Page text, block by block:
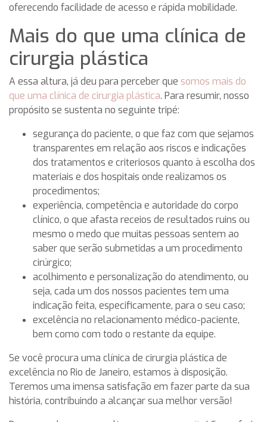
oferecendo facilidade de acesso e rápida mobilidade.
Mais do que uma clínica de
cirurgia plástica
A essa altura, já deu para perceber que somos mais do
que uma clínica de cirurgia plástica. Para resumir, nosso
propósito se sustenta no seguinte tripé:
segurança do paciente, o que faz com que sejamos
transparentes em relação aos riscos e indicações
dos tratamentos e criteriosos quanto à escolha dos
materiais e dos hospitais onde realizamos os
procedimentos;
experiência, competência e autoridade do corpo
clínico, o que afasta receios de resultados ruins ou
mesmo o medo que muitas pessoas sentem ao
saber que serão submetidas a um procedimento
cirúrgico;
acolhimento e personalização do atendimento, ou
seja, cada um dos nossos pacientes tem uma
indicação feita, especificamente, para o seu caso;
excelência no relacionamento médico-paciente,
bem como com todo o restante da equipe.
Se você procura uma clínica de cirurgia plástica de
excelência no Rio de Janeiro, estamos à disposição.
Teremos uma imensa satisfação em fazer parte da sua
história, contribuindo a alcançar sua melhor versão!